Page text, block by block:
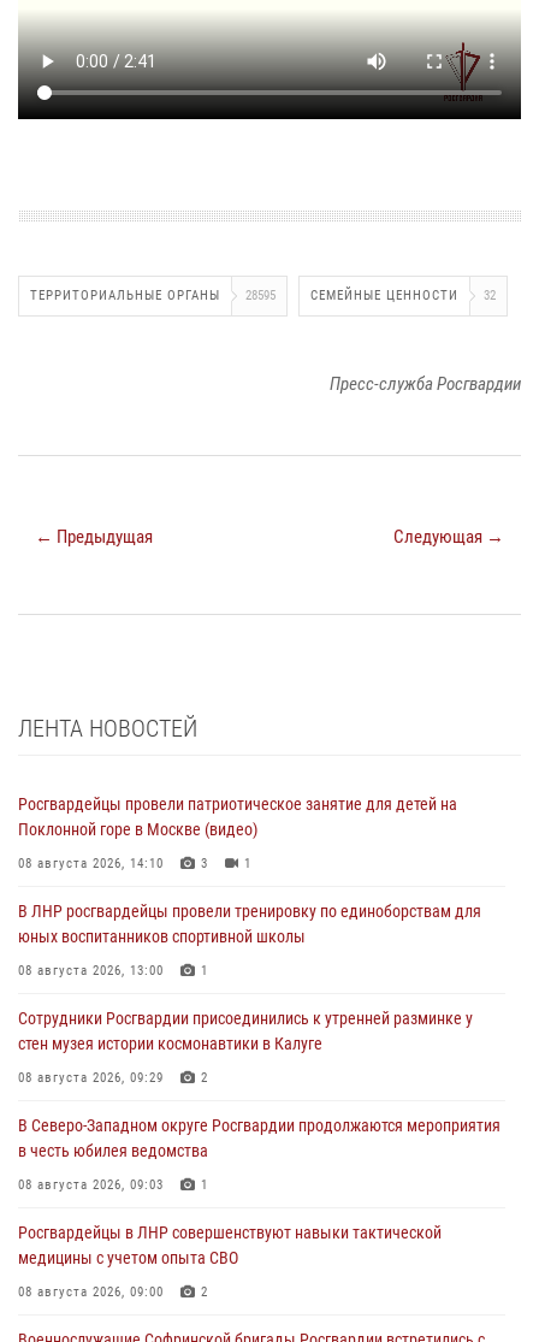
ТЕРРИТОРИАЛЬНЫЕ ОРГАНЫ 28595 СЕМЕЙНЫЕ ЦЕННОСТИ 32
Пресс-служба Росгвардии
← Предыдущая Следующая →
ЛЕНТА НОВОСТЕЙ
Росгвардейцы провели патриотическое занятие для детей на
Поклонной горе в Москве (видео)
08 августа 2026, 14:10 3 1
В ЛНР росгвардейцы провели тренировку по единоборствам для
юных воспитанников спортивной школы
08 августа 2026, 13:00 1
Сотрудники Росгвардии присоединились к утренней разминке у
стен музея истории космонавтики в Калуге
08 августа 2026, 09:29 2
В Северо-Западном округе Росгвардии продолжаются мероприятия
в честь юбилея ведомства
08 августа 2026, 09:03 1
Росгвардейцы в ЛНР совершенствуют навыки тактической
медицины с учетом опыта СВО
08 августа 2026, 09:00 2